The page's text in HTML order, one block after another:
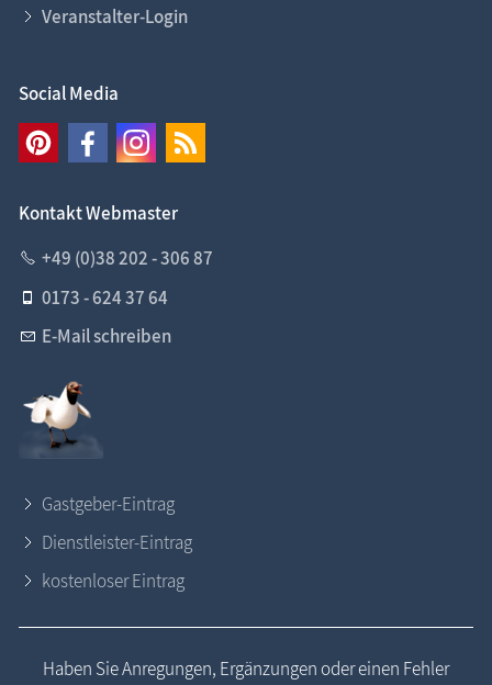
Veranstalter-Login
Social Media
Kontakt Webmaster
+49 (0)38 202 - 306 87
0173 - 624 37 64
E-Mail schreiben
Gastgeber-Eintrag
Dienstleister-Eintrag
kostenloser Eintrag
Haben Sie Anregungen, Ergänzungen oder einen Fehler